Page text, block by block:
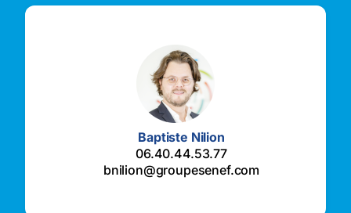
Baptiste Nilion
06.40.44.53.77
bnilion@groupesenef.com